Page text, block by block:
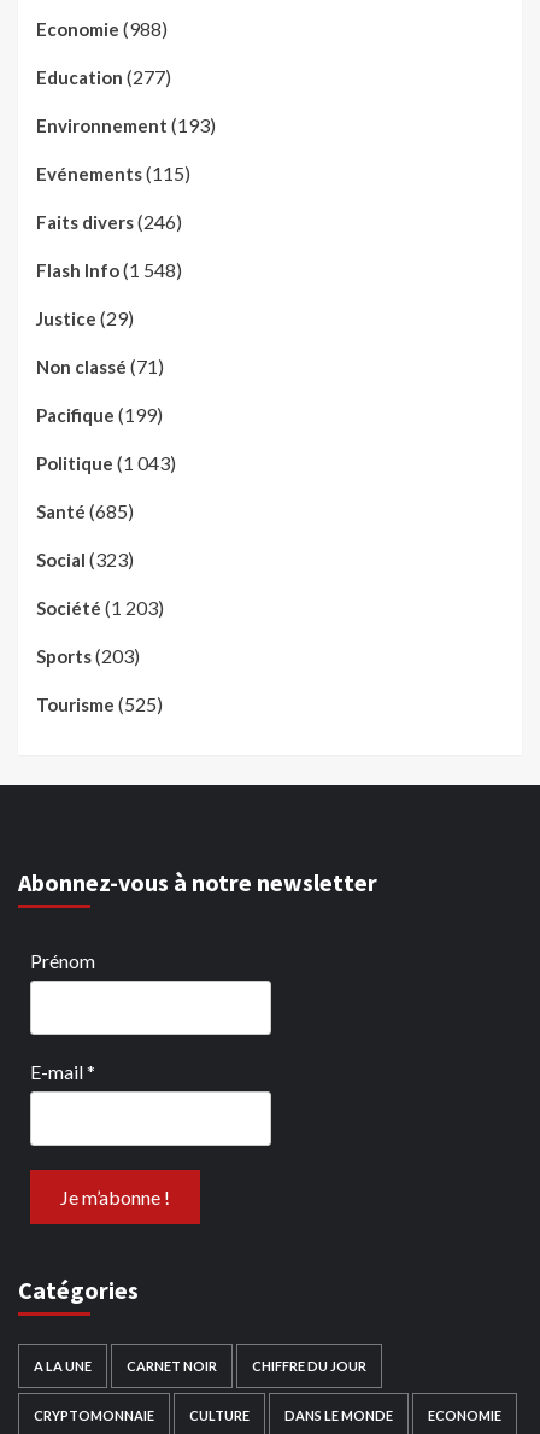
Economie (988)
Education (277)
Environnement (193)
Evénements(115)
Faits divers(246)
Flash Info(1 548)
Justice (29)
Non classé (71)
Pacifique (199)
Politique (1 043)
Santé (685)
Social (323)
Société (1 203)
Sports(203)
Tourisme (525)
Abonnez-vous à notre newsletter
Prénom
E-mail*
Catégories
A LA UNE CARNET NOIR CHIFFRE DU JOUR
CRYPTOMONNAIE CULTURE DANS LE MONDE ECONOMIE